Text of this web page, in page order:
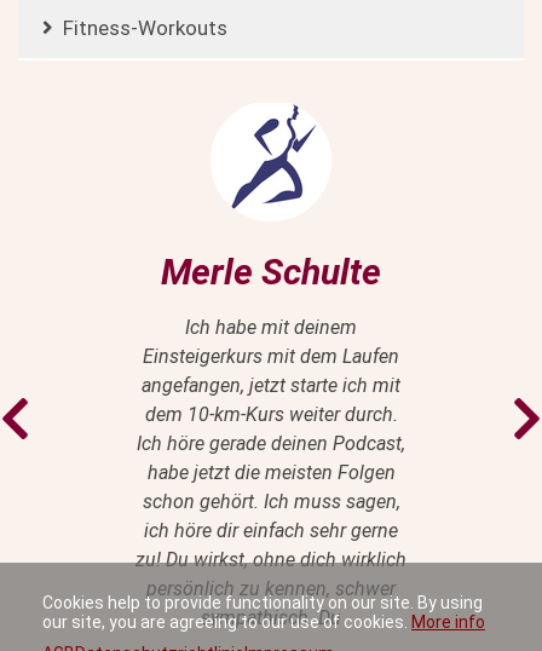
Fitness-Workouts
Merle Schulte
Ich habe mit deinem
Einsteigerkurs mit dem Laufen
angefangen, jetzt starte ich mit
dem 10-km-Kurs weiter durch.
Ich höre gerade deinen Podcast,
habe jetzt die meisten Folgen
schon gehört. Ich muss sagen,
ich höre dir einfach sehr gerne
zu! Du wirkst, ohne dich wirklich
persönlich zu kennen, schwer
sympathisch. Du
Cookies help to provide functionality on our site. By using
our site, you are agreeing to our use of cookies. More info